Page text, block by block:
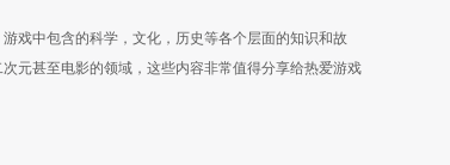
戏中包含的科学，文化，历史等各个层面的知识和故
元甚至电影的领域，这些内容非常值得分享给热爱游戏